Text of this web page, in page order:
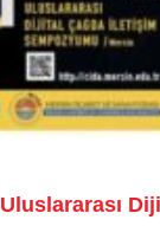
Uluslararası